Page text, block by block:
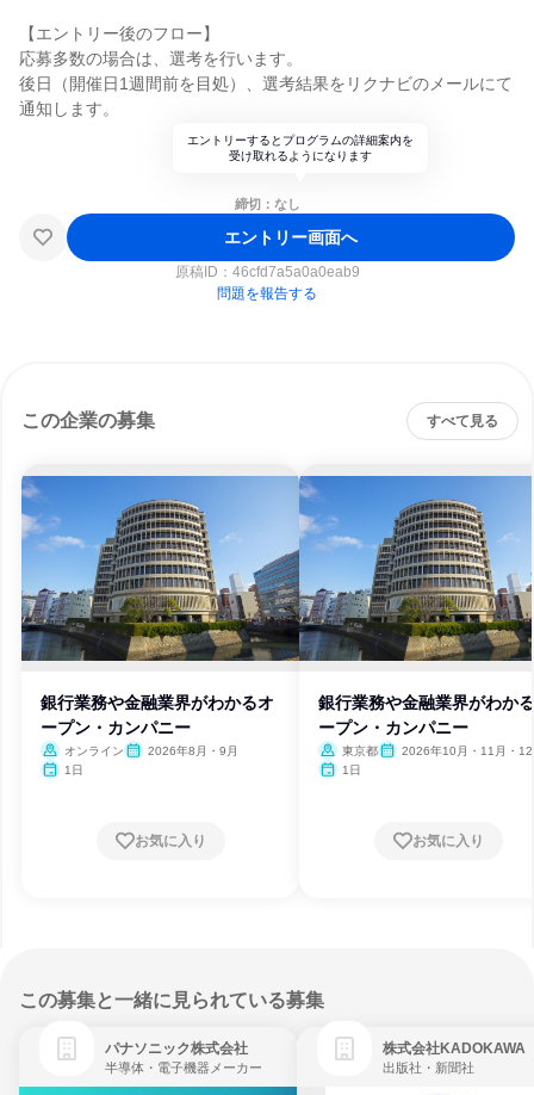
【エントリー後のフロー】
応募多数の場合は、選考を行います。
後日（開催日1週間前を目処）、選考結果をリクナビのメールにて
通知します。
エントリーするとプログラムの詳細案内を
受け取れるようになります
締切：なし
エントリー画面へ
原稿ID： 46cfd7a5a0a0eab9
問題を報告する
この企業の募集 すべて見る
銀行業務や金融業界がわかるオ
ープン・カンパニー
オンライン
2026年8月・9月
1日
お気に入り
銀行業務や金融業界がわか
ープン・カンパニー
東京都
2026年10月・11月・
1日
お気に入り
この募集と一緒に見られている募集
パナソニック株式会社
半導体・電子機器メーカー
株式会社KADOKAWA
出版社・新聞社